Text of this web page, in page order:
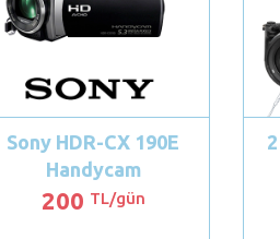
Sony HDR-CX 190E
Handycam
200 TL/gün